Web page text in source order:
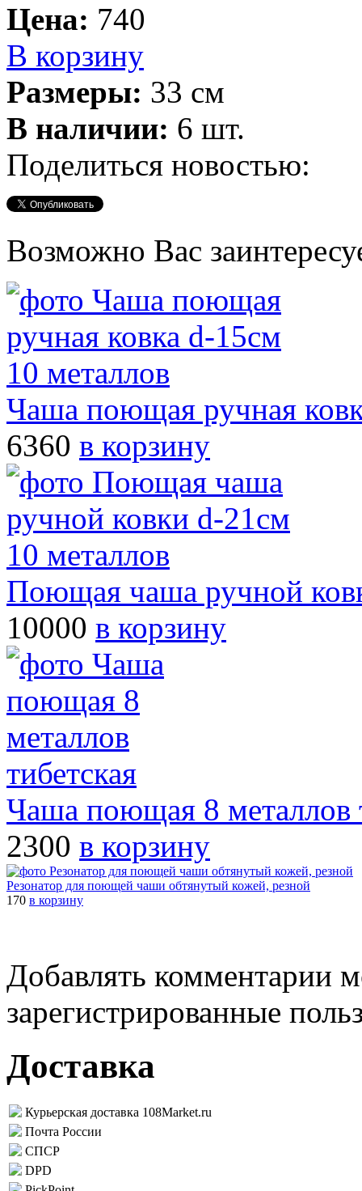
Цена: 740
В корзину
Размеры: 33 см
В наличии: 6 шт.
Поделиться новостью:
Возможно Вас
Чаша поющая ручная
6360 в корзину
Поющая чаша ручной
10000 в корзину
Чаша поющая 8 металлов
2300 в корзину
Резонатор для поющей чаши обтянутый кожей, резной
170 в корзину
Добавлять комментарии
зарегистрированные
Доставка
Курьерская доставка 108Market.ru
Почта России
СПСР
DPD